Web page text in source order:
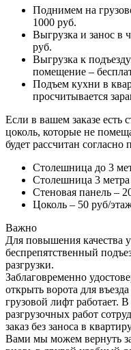
Поднимем на
1000 руб.
Выгрузка и занос в
руб.
Выгрузка к
помещение –
Подъем кухни в
просчитывается
Если в вашем заказе есть
цоколь, которые не
будет рассчитан согласно
Столешница до 3
Столешница 3
Стеновая панель –
Цоколь – 50 руб/
Важно
Для повышения качества
беспрепятственный
разгрузки.
Заблаговременно
открыть ворота для
грузовой лифт работает.
разгрузочных работ
заказ без заноса в
Вами мы можем вернуть